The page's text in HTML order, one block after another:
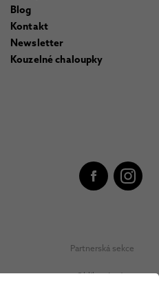
Blog
Kontakt
Newsletter
Kouzelné chaloupky
Partnerská sekce
Oblíbená místa